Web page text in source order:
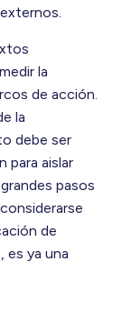
la
de acción.
la
debe ser
para aislar
pasos
de
es ya una